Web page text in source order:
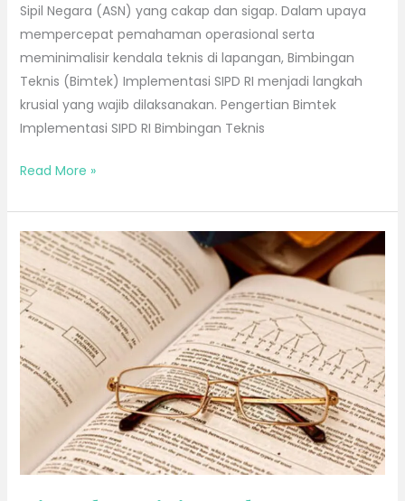
Sipil Negara (ASN) yang cakap dan sigap. Dalam upaya
mempercepat pemahaman operasional serta
meminimalisir kendala teknis di lapangan, Bimbingan
Teknis (Bimtek) Implementasi SIPD RI menjadi langkah
krusial yang wajib dilaksanakan. Pengertian Bimtek
Implementasi SIPD RI Bimbingan Teknis
Read More »
Bimtek
Perizinan
dan
Penanaman
Modal